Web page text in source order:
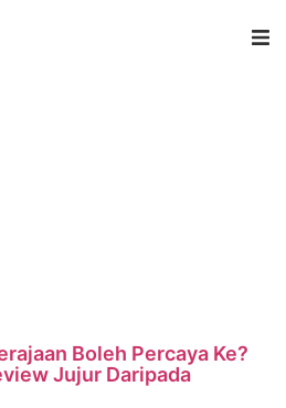
Boleh Percaya Ke?
Jujur Daripada